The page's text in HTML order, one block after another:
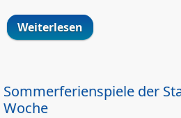
Weiterlesen über Jugend
Sommerferienspiele der
Woche